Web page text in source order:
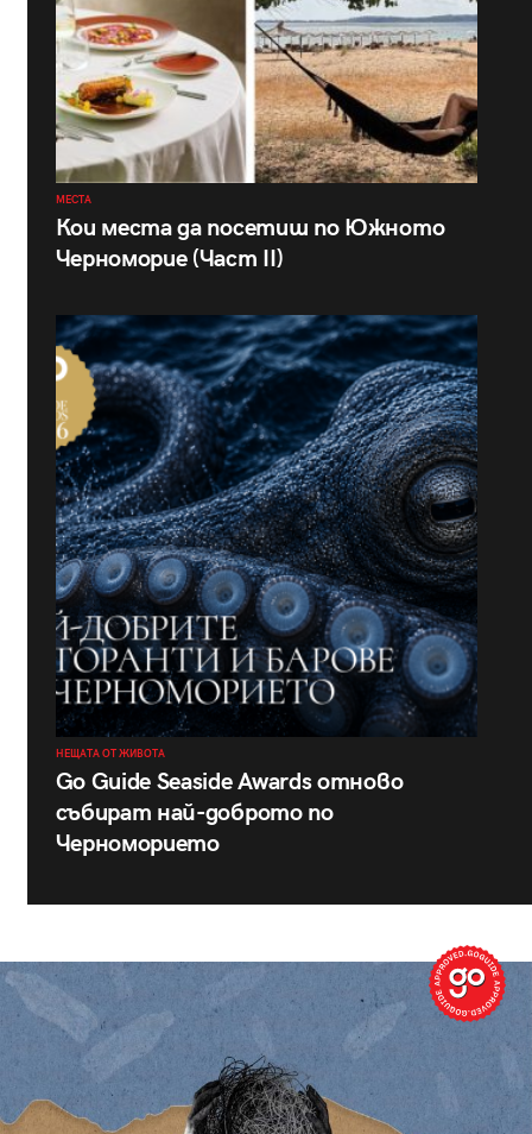
МЕСТА
Кои места да посетиш по Южното
Черноморие (Част II)
НЕЩАТА ОТ ЖИВОТА
Go Guide Seaside Awards отново
събират най-доброто по
Черноморието